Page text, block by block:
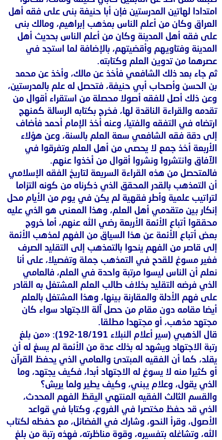
امتدادا لهاتين المدرستين فإن أبا حنيفة بنى على فقه أهل
العراق وكان من أعلم الناس بمذهب إبراهيم، ومالك بنى
على فقه أهل المدينة وكان من أعلم الناس بحديث أهل
المدينة وفتاويهم وأقضيتهم، بالإضافة لما استجد في
عصرهما من تدوين العلم وكتابته.
ثم جاء بعد ذلك الشافعي فأخذ عن مالك، وأخذ عن محمد
بن الحسن وأصحاب أبي حنيفة، فتحصل له علم بالمدرستين،
وعن ذلك أصل للفقه أصولا محصلة من استقراء أقوال من
تقدمه والقراءة الناقدة لها، فخرج بكتابه الرسالة كمنهج
ارتضاه في التفقه والفتيا، وعنه أخذ الإمام أحمد فأضاف
إلى دقة فقه الشافعي سعة العلم بالسنة، وعن هؤلاء
الأربعة أخذ جمع لا يحصى من أهل العلم وتفرقوا في
الآفاق وانتشروا ونشروا أقوال من أخذوا عنهم.
فالمتحصل من هذه القراءة السريعة لتاريخ الفقه الإسلامي
أن التمذهب بالقدر المحقق الذي ذكرناه من كونه التزاما
لتراتيب علمية وأطر فقهية لم يكن في يوم من الأيام محل
إنكار بين متقدمي أهل العلم، وهذا المعنى هو الذي عليه
محققوا أتباع الأئمة الأربعة رضي الله عنهم، أما خروج
بعض أتباع الأئمة عن هذا السياق من الفهم لمذهب الأئمة
إلى قاصر من الفهم ينحوا بالتمذهب إلى التقليد الصرف
فغير مسوغ للقدح في التمذهب جملة وتفصيلا، على أنا
نعلم أن الناس ليسوا مرتبة واحدة في العلم، فالعامي
الذي فرضه التقليد بخلاف طالب العلم المشتغل به القادر
على فهم الأدلة والمقارنة بينها، وهذا المشتغل بالعلم
أيضا مقامه دون مقام من حصل آلة الاجتهاد سواء كان
مجتهد مذهب، أو مجتهدا مطلقا.
قال الذهبي (سير أعلام النبلاء 18/191-192): «من بلغ
رتبة الاجتهاد ويشهد له بذلك عدة من الأئمة لم يسغ له أن
يقلد، كما أن الفقيه المبتدئ والعامي الذي يحفظ القرآن
أو كثيرا منه لا يسوغ له الاجتهاد أبدا، فكيف يجتهد، وما
الذي يقول، وعلام يبني، وكيف يطير ولما يريش؟
والقسم الثالث الفقيه المنتهي اليقظ الفهم المحدث،
الذي قد حفظ مختصرا في الفروع، وكتابا في قواعد
الأصول، وقرأ النحو، وشارك في الفضائل، مع حفظه لكتاب
الله، وتشاغله بتفسيره، وقوة مناظرته، فهذه رتبة من بلغ